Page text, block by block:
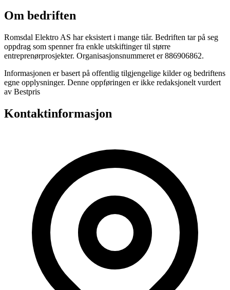
Om bedriften
Romsdal Elektro AS har eksistert i mange tiår. Bedriften tar på seg
oppdrag som spenner fra enkle utskiftinger til større
entreprenørprosjekter. Organisasjonsnummeret er 886906862.
Informasjonen er basert på offentlig tilgjengelige kilder og bedriftens
egne opplysninger. Denne oppføringen er ikke redaksjonelt vurdert
av Bestpris
Kontaktinformasjon